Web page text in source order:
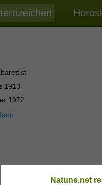
1913
1972
Natune.net